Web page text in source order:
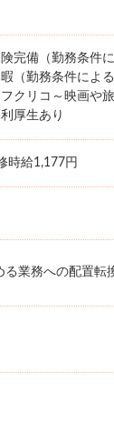
険完備（勤務条件
暇（勤務条件によ
フクリコ～映画や
厚生あり
時給1,177円
業務への配置転